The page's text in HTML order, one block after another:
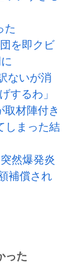
た
を即クビ
ないが消
するわ」
材陣付き
しまった結
然爆発炎
補償され
った